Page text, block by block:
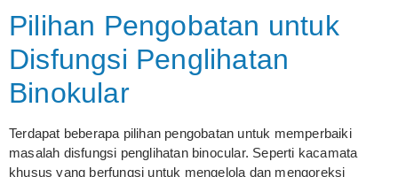
Pilihan Pengobatan untuk
Disfungsi Penglihatan
Binokular
Terdapat beberapa pilihan pengobatan untuk memperbaiki
masalah disfungsi penglihatan binocular. Seperti kacamata
khusus yang berfungsi untuk mengelola dan mengoreksi